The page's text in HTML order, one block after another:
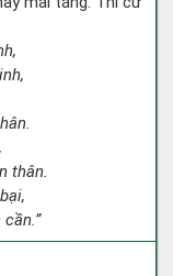
thân.